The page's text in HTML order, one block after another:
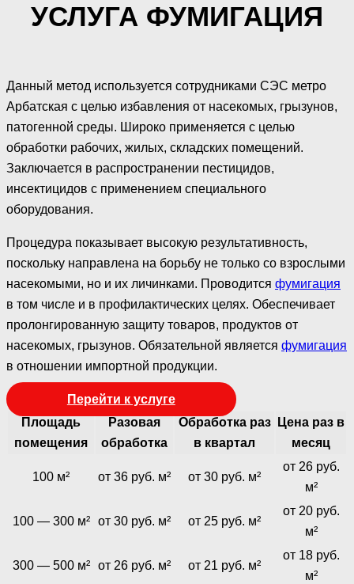
УСЛУГА ФУМИГАЦИЯ
Данный метод используется сотрудниками СЭС метро
Арбатская с целью избавления от насекомых, грызунов,
патогенной среды. Широко применяется с целью
обработки рабочих, жилых, складских помещений.
Заключается в распространении пестицидов,
инсектицидов с применением специального
оборудования.
Процедура показывает высокую результативность,
поскольку направлена на борьбу не только со взрослыми
насекомыми, но и их личинками. Проводится фумигация
в том числе и в профилактических целях. Обеспечивает
пролонгированную защиту товаров, продуктов от
насекомых, грызунов. Обязательной является фумигация
в отношении импортной продукции.
Перейти к услуге
Площадь
помещения
Разовая
обработка
Обработка раз
в квартал
Цена раз в
месяц
100 м² от 36 руб. м² от 30 руб. м²
от 26 руб.
м²
100 — 300 м² от 30 руб. м² от 25 руб. м²
от 20 руб.
м²
300 — 500 м² от 26 руб. м² от 21 руб. м²
от 18 руб.
м²